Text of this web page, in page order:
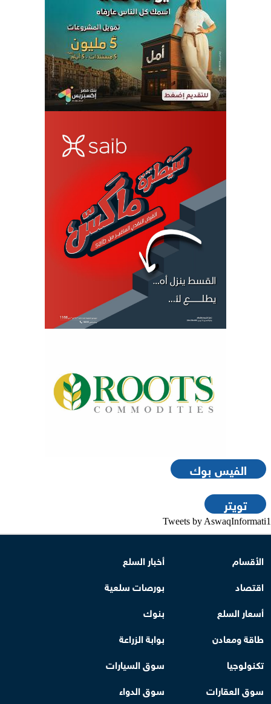
الفيس بوك
تويتر
Tweets by AswaqInformati1
الأقسام
أخبار السلع
اقتصاد
بورصات سلعية
أسعار السلع
بنوك
طاقة ومعادن
بوابة الزراعة
تكنولوجيا
سوق السيارات
سوق العقارات
سوق الدواء